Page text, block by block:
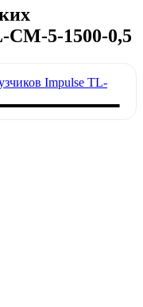
CM-5-1500-0,5